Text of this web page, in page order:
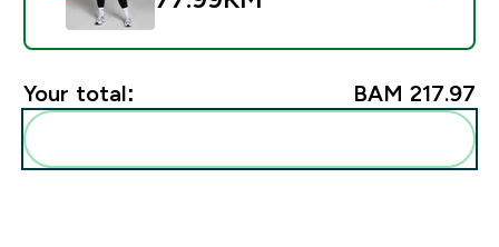
Your total: BAM 217.97‎